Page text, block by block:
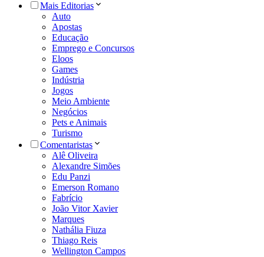
Mais Editorias
Auto
Apostas
Educação
Emprego e Concursos
Eloos
Games
Indústria
Jogos
Meio Ambiente
Negócios
Pets e Animais
Turismo
Comentaristas
Alê Oliveira
Alexandre Simões
Edu Panzi
Emerson Romano
Fabrício
João Vitor Xavier
Marques
Nathália Fiuza
Thiago Reis
Wellington Campos